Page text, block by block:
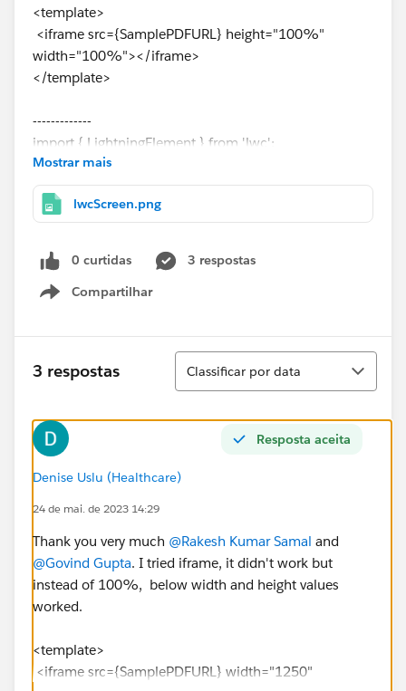
<template>
<iframe src={SamplePDFURL} height="100%"
width="100%"></iframe>
</template>
-------------
import { LightningElement } from 'lwc';
import FCSSManagerHelp from
'@salesforce/resourceUrl/FCSSManagerHelp';
export default class fcssManagerHelp extends
SamplePDFURL = FCSSManagerHelp;
Mostrar mais
lwcScreen.png
0 curtidas
3 respostas
Compartilhar
Show menu
3 respostas
Classificar
Classificar por data
Resposta aceita
Denise Uslu (Healthcare)
24 de mai. de 2023 14:29
Thank you very much @Rakesh Kumar Samal and
@Govind Gupta. I tried iframe, it didn't work but
instead of 100%, below width and height values
worked.
<template>
<iframe src={SamplePDFURL} width="1250"